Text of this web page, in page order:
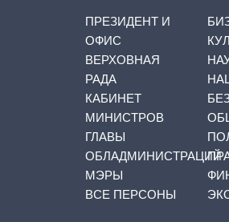
ПРЕЗИДЕНТ И
ОФИС
ВЕРХОВНАЯ
РАДА
КАБИНЕТ
МИНИСТРОВ
ГЛАВЫ
ОБЛАДМИНИСТРАЦИЙ
МЭРЫ
ВСЕ ПЕРСОНЫ